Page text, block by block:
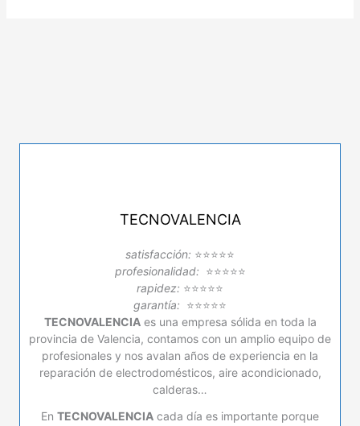
en
TECNOVALENCIA
satisfacción: ⭐⭐⭐⭐⭐
profesionalidad: ⭐⭐⭐⭐⭐
rapidez: ⭐⭐⭐⭐⭐
garantía: ⭐⭐⭐⭐⭐
TECNOVALENCIAes una empresa sólida en toda la
provincia de Valencia, contamos con un amplio equipo de
profesionales y nos avalan años de experiencia en la
reparación de electrodomésticos, aire acondicionado,
calderas…
En TECNOVALENCIA cada día es importante porque